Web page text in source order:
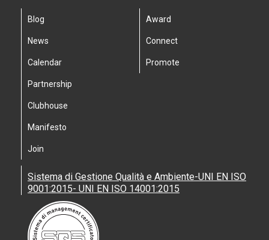
Blog
News
Calendar
Partnership
Clubhouse
Manifesto
Join
Award
Connect
Promote
Sistema di Gestione Qualità e Ambiente-UNI EN ISO
9001:2015- UNI EN ISO 14001:2015